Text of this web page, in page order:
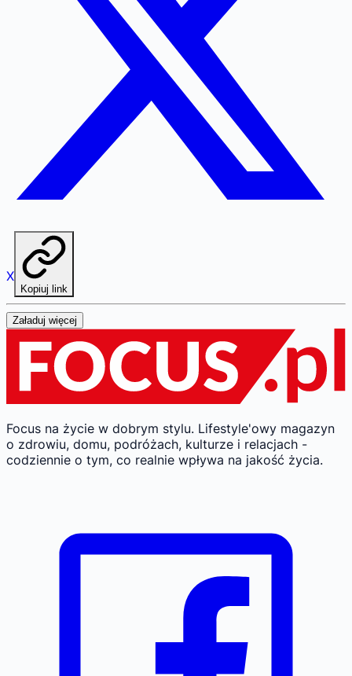
X
Kopiuj link
Załaduj więcej
Focus na życie w dobrym stylu. Lifestyle'owy magazyn
o zdrowiu, domu, podróżach, kulturze i relacjach -
codziennie o tym, co realnie wpływa na jakość życia.